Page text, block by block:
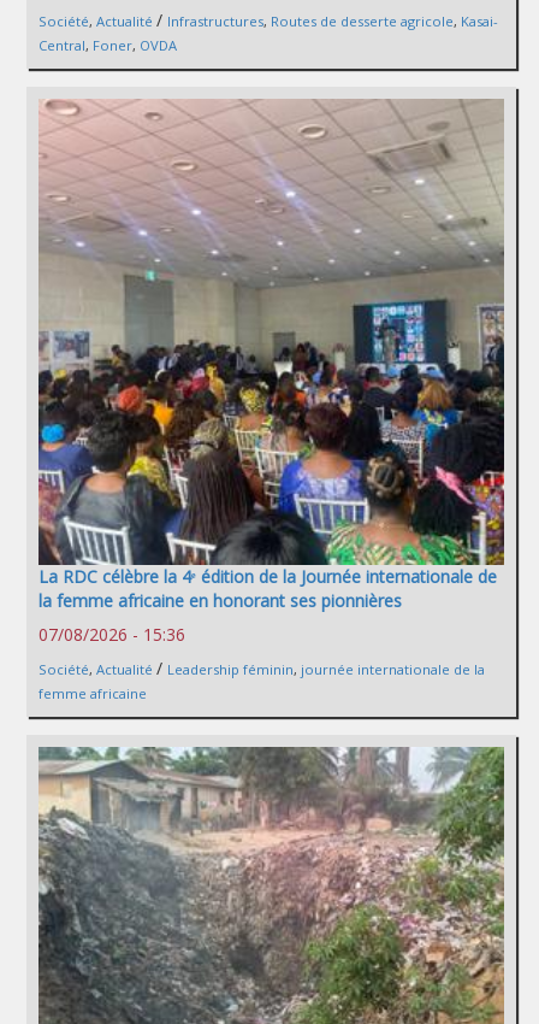
Société, Actualité / Infrastructures, Routes de desserte agricole, Kasai-
Central, Foner, OVDA
La RDC célèbre la 4ᵉ édition de la Journée internationale de
la femme africaine en honorant ses pionnières
07/08/2026 - 15:36
Société, Actualité / Leadership féminin, journée internationale de la
femme africaine